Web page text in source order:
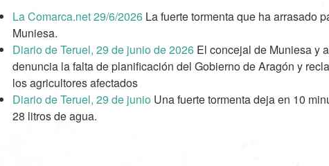
La Comarca.net 29/6/2026 La fuerte tormenta que ha arrasado
Muniesa.
Diario de Teruel, 29 de junio de 2026 El concejal de Muniesa y
denuncia la falta de planificación del Gobierno de Aragón y
los agricultores afectados
Diario de Teruel, 29 de junio Una fuerte tormenta deja en 10
28 litros de agua.